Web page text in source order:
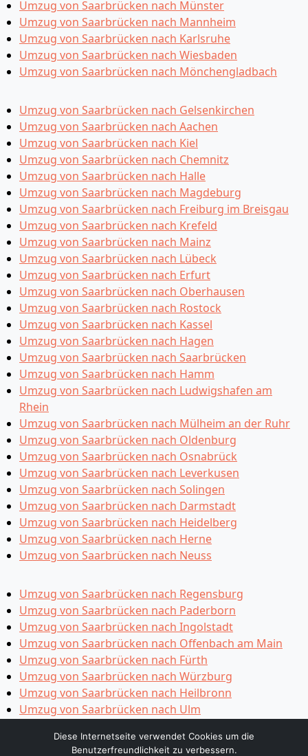
Umzug von Saarbrücken nach Münster
Umzug von Saarbrücken nach Mannheim
Umzug von Saarbrücken nach Karlsruhe
Umzug von Saarbrücken nach Wiesbaden
Umzug von Saarbrücken nach Mönchen­gladbach
Umzug von Saarbrücken nach Gelsenkirchen
Umzug von Saarbrücken nach Aachen
Umzug von Saarbrücken nach Kiel
Umzug von Saarbrücken nach Chemnitz
Umzug von Saarbrücken nach Halle
Umzug von Saarbrücken nach Magdeburg
Umzug von Saarbrücken nach Freiburg im Breisgau
Umzug von Saarbrücken nach Krefeld
Umzug von Saarbrücken nach Mainz
Umzug von Saarbrücken nach Lübeck
Umzug von Saarbrücken nach Erfurt
Umzug von Saarbrücken nach Oberhausen
Umzug von Saarbrücken nach Rostock
Umzug von Saarbrücken nach Kassel
Umzug von Saarbrücken nach Hagen
Umzug von Saarbrücken nach Saarbrücken
Umzug von Saarbrücken nach Hamm
Umzug von Saarbrücken nach Ludwigshafen am
Rhein
Umzug von Saarbrücken nach Mülheim an der Ruhr
Umzug von Saarbrücken nach Oldenburg
Umzug von Saarbrücken nach Osnabrück
Umzug von Saarbrücken nach Leverkusen
Umzug von Saarbrücken nach Solingen
Umzug von Saarbrücken nach Darmstadt
Umzug von Saarbrücken nach Heidelberg
Umzug von Saarbrücken nach Herne
Umzug von Saarbrücken nach Neuss
Umzug von Saarbrücken nach Regensburg
Umzug von Saarbrücken nach Paderborn
Umzug von Saarbrücken nach Ingolstadt
Umzug von Saarbrücken nach Offenbach am Main
Umzug von Saarbrücken nach Fürth
Umzug von Saarbrücken nach Würzburg
Umzug von Saarbrücken nach Heilbronn
Umzug von Saarbrücken nach Ulm
Umzug von Saarbrücken nach Wolfsburg
Diese Internetseite verwendet Cookies um die
Benutzerfreundlichkeit zu verbessern.